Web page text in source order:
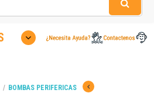
/ BOMBAS PERIFERICAS